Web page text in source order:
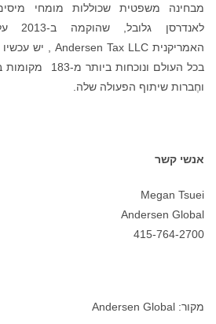
מבחינה משפטית שכוללות מומחי
בכל העולם
וחֶברות שיתוף הפעולה שלה.
אנשי קשר
Megan Tsuei
Andersen Global
415-764-2700
מקור: Andersen Global